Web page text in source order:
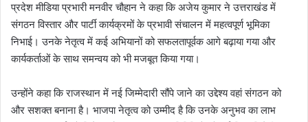
प्रदेश मीडिया प्रभारी मनवीर चौहान ने कहा कि अजेय कुमार ने उत्तराखंड में
संगठन विस्तार और पार्टी कार्यक्रमों के प्रभावी संचालन में महत्वपूर्ण भूमिका
निभाई। उनके नेतृत्व में कई अभियानों को सफलतापूर्वक आगे बढ़ाया गया और
कार्यकर्ताओं के साथ समन्वय को भी मजबूत किया गया।
उन्होंने कहा कि राजस्थान में नई जिम्मेदारी सौंपे जाने का उद्देश्य वहां संगठन को
और सशक्त बनाना है। भाजपा नेतृत्व को उम्मीद है कि उनके अनुभव का लाभ